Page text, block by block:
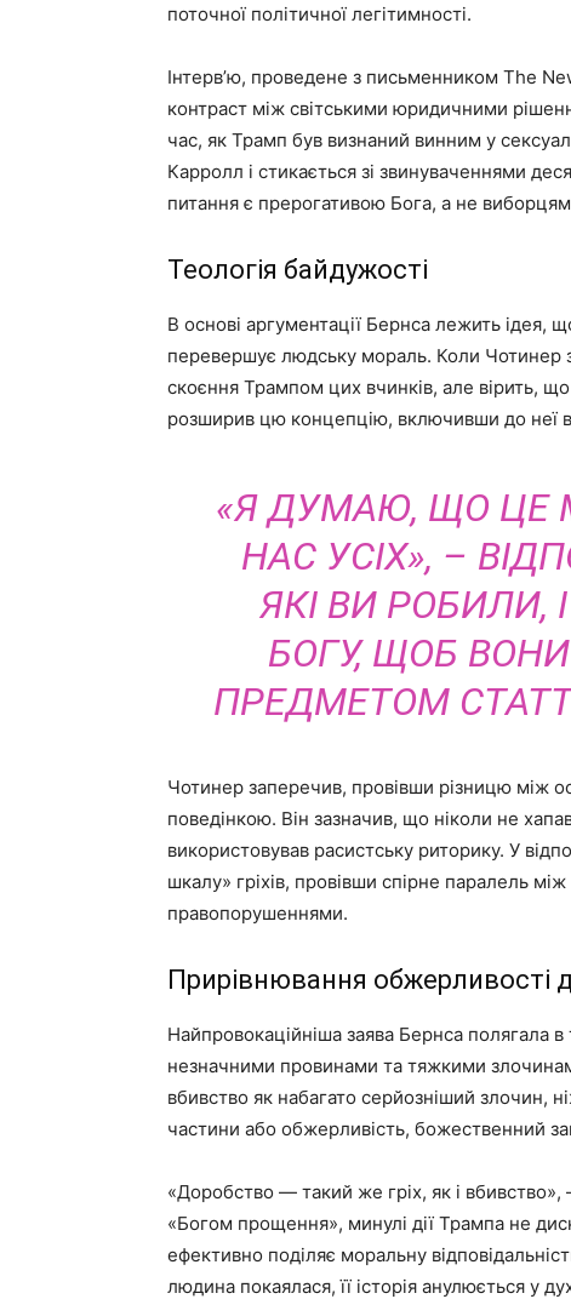
поточної політичної легітимності.
Інтерв’ю, проведене з письменником The
контраст між світськими юридичними
час, як Трамп був визнаний винним у
Карролл і стикається зі звинуваченнями
питання є прерогативою Бога, а не
Теологія байдужості
В основі аргументації Бернса лежить ідея,
перевершує людську мораль. Коли Чотинер
скоєння Трампом цих вчинків, але вірить,
розширив цю концепцію, включивши до неї
«Я ДУМАЮ, ЩО ЦЕ
НАС УСІХ», –
ЯКІ ВИ РОБИЛИ,
БОГУ, ЩОБ
ПРЕДМЕТОМ СТАТТІ
Чотинер заперечив, провівши різницю між
поведінкою. Він зазначив, що ніколи не
використовував расистську риторику. У
шкалу» гріхів, провівши спірне паралель
правопорушеннями.
Прирівнювання обжерливості
Найпровокаційніша заява Бернса полягала
незначними провинами та тяжкими
вбивство як набагато серйозніший злочин,
частини або обжерливість, божественний
«Доробство — такий же гріх, як і
«Богом прощення», минулі дії Трампа не
ефективно поділяє моральну
людина покаялася, її історія анулюється у